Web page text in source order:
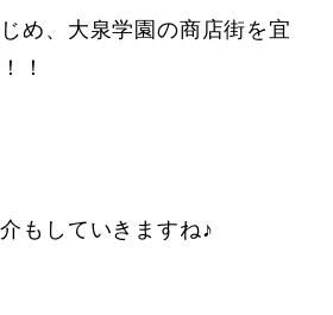
め、大泉学園の商店街を宜
！
もしていきますね♪